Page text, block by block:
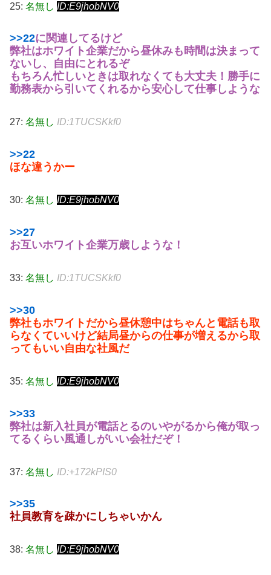
25: 名無し ID:E9jhobNV0
>>22に関連してるけど
弊社はホワイト企業だから昼休みも時間は決まって
ないし、自由にとれるぞ
もちろん忙しいときは取れなくても大丈夫！勝手に
勤務表から引いてくれるから安心して仕事しような
27: 名無し ID:1TUCSKkf0
>>22
ほな違うかー
30: 名無し ID:E9jhobNV0
>>27
お互いホワイト企業万歳しような！
33: 名無し ID:1TUCSKkf0
>>30
弊社もホワイトだから昼休憩中はちゃんと電話も取
らなくていいけど結局昼からの仕事が増えるから取
ってもいい自由な社風だ
35: 名無し ID:E9jhobNV0
>>33
弊社は新入社員が電話とるのいやがるから俺が取っ
てるくらい風通しがいい会社だぞ！
37: 名無し ID:+172kPIS0
>>35
社員教育を疎かにしちゃいかん
38: 名無し ID:E9jhobNV0